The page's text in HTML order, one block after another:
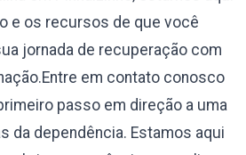
e os recursos de que você
jornada de recuperação com
em contato conosco
passo em direção a uma
da dependência. Estamos aqui